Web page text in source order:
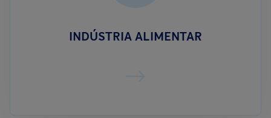
INDÚSTRIA ALIMENTAR